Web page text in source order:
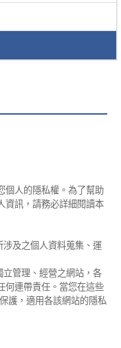
個人的隱私權。為了幫助
資訊，請務必詳細閱讀本
涉及之個人資料蒐集、運
管理、經營之網站，各
何連帶責任。當您在這些
護，適用各該網站的隱私